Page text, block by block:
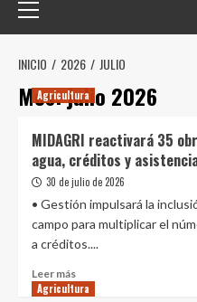
principal
INICIO 2026 JULIO
Mes:julio 2026
Agricultura
MIDAGRI reactivará 35
agua, créditos y
30 de julio de 2026
• Gestión impulsará la
campo para multiplicar el
a créditos....
Leer más
más
Agricultura